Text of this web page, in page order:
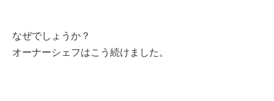
なぜでしょうか？
オーナーシェフはこう続けました。